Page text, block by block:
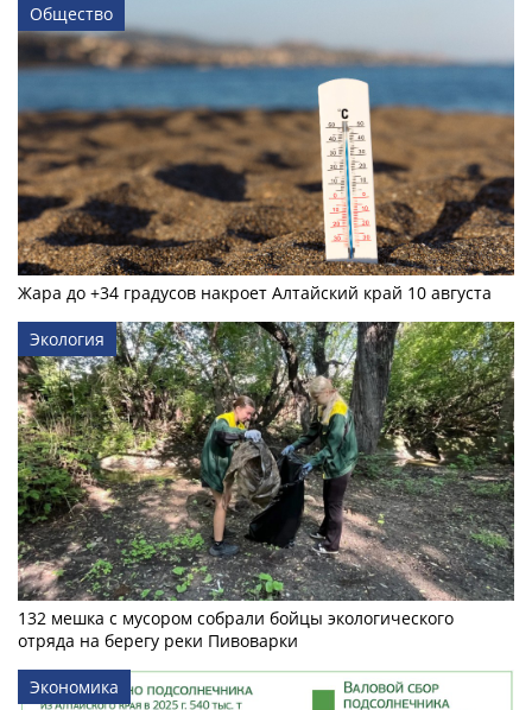
Общество
Жара до +34 градусов накроет Алтайский край 10 августа
Экология
132 мешка с мусором собрали бойцы экологического
отряда на берегу реки Пивоварки
Экономика